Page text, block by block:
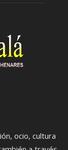
ocio, cultura